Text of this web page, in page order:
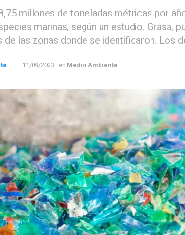
millones de toneladas métricas por
marinas, según un estudio. Grasa,
de las zonas donde se identificaron. Los
11/09/2023 en Medio Ambiente